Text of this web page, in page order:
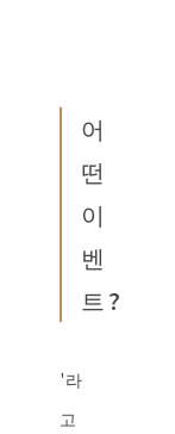
어
떤
이
벤
트?
'라
고